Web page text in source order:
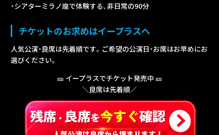
・シアターミラノ座で体験する、非日常の90分
チケットのお求めはイープラスへ
人気公演・良席は先着順です。ご希望の公演日・お席はお早めにお
選びください。
🎫 イープラスでチケット発売中 🎫
＼良席は先着順／